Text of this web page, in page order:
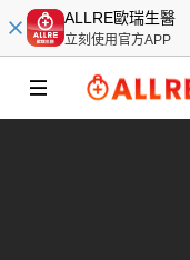
ALLRE歐瑞生醫
立刻使用官方APP